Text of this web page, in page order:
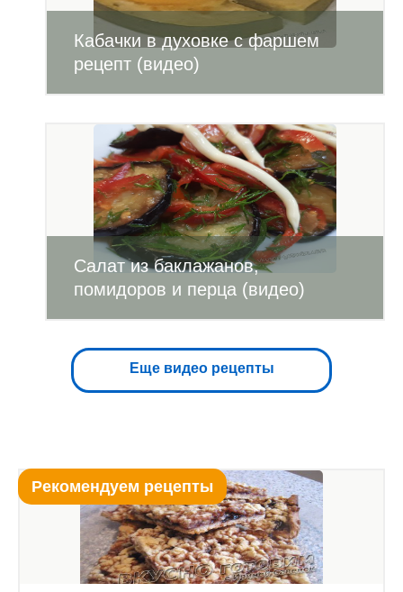
Кабачки в духовке с фаршем
рецепт (видео)
Салат из баклажанов,
помидоров и перца (видео)
Еще видео рецепты
Рекомендуем рецепты